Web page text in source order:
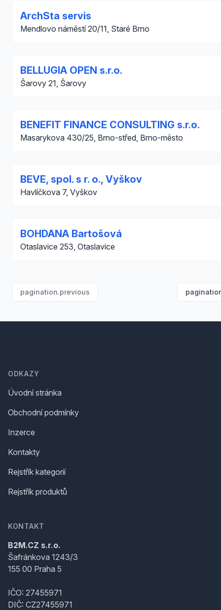
ArchSta servis
Mendlovo náměstí 20/11, Staré Brno
BELLUGIA OPEN s.r.o.
Šarovy 21, Šarovy
BENEFIT FINANCE CONSULTING s.r.o.
Masarykova 430/25, Brno-střed, Brno-město
BEVE, spol. s r. o., Vyškov
Havlíčkova 7, Vyškov
BOHDANA Bartošová
Otaslavice 253, Otaslavice
pagination.previous
ODKAZY
Úvodní stránka
Obchodní podmínky
Inzerce
Kontakty
Rejstřík kategorií
Rejstřík produktů
KONTAKT
B2M.CZ s.r.o.
Šafránkova 1243/3
155 00 Praha 5
IČO: 27455971
DIČ: CZ27455971